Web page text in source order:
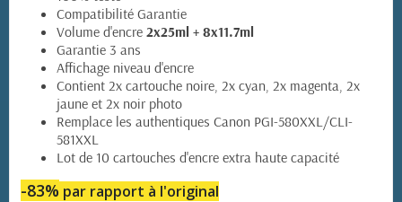
Compatibilité Garantie
Volume d'encre 2x25ml + 8x11.7ml
Garantie 3 ans
Affichage niveau d'encre
Contient 2x cartouche noire, 2x cyan, 2x magenta, 2x
jaune et 2x noir photo
Remplace les authentiques Canon PGI-580XXL/CLI-
581XXL
Lot de 10 cartouches d'encre extra haute capacité
-83% par rapport à l'original